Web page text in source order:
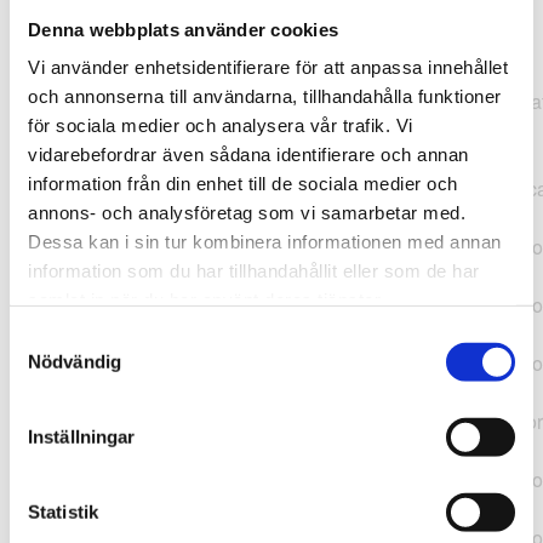
Denna webbplats använder cookies
Vi använder enhetsidentifierare för att anpassa innehållet
och annonserna till användarna, tillhandahålla funktioner
för sociala medier och analysera vår trafik. Vi
vidarebefordrar även sådana identifierare och annan
information från din enhet till de sociala medier och
annons- och analysföretag som vi samarbetar med.
Dessa kan i sin tur kombinera informationen med annan
information som du har tillhandahållit eller som de har
Nödvändig
Inställningar
Statistik
TypeError: "".concat(...).concat(...).replaceAll is not a
function at
https://webshop.pressbyran.se/_next/static/chunks/pages/
b1763451a2186f9e.js:1:11050 at Array.map
(<anonymous>) at K
(https://webshop.pressbyran.se/_next/static/chunks/pages/
b1763451a2186f9e.js:1:10836) at lk
(https://webshop.pressbyran.se/_next/static/chunks/
b241200379730ac0.js:1:129835) at i
(https://webshop.pressbyran.se/_next/static/chunks/
(https://webshop.pressbyran.se/_next/static/chunks/
https://webshop.pressbyran.se/_next/static/chunks/
b241200379730ac0.js:1:167872 at uI
(https://webshop.pressbyran.se/_next/static/chunks/
b241200379730ac0.js:1:167879) at uE
(https://webshop.pressbyran.se/_next/static/chunks/